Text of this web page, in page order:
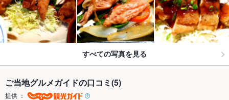
すべての写真を見る
ご当地グルメガイドの口コミ(5)
提供 ：